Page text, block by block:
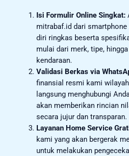
Isi Formulir Online Singkat:
mitrabaf.id dari
diri ringkas beserta
mulai dari merk, tipe,
kendaraan.
Validasi Berkas via
finansial resmi kami
langsung menghubungi
akan memberikan rincian
secara jujur dan transparan.
Layanan Home Service
kami yang akan bergerak
untuk melakukan